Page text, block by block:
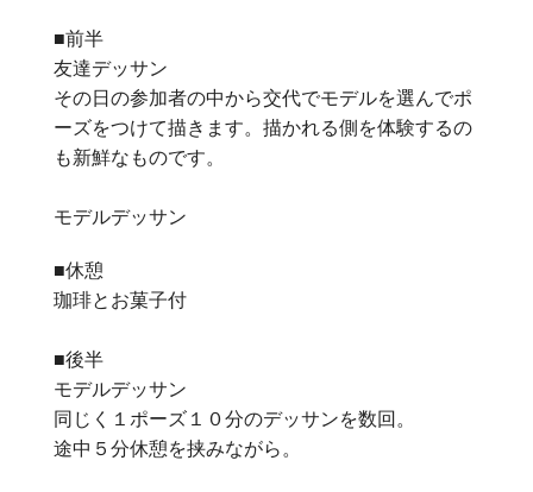
■前半
友達デッサン
その日の参加者の中から交代でモデルを選んでポ
ーズをつけて描きます。描かれる側を体験するの
も新鮮なものです。
モデルデッサン
■休憩
珈琲とお菓子付
■後半
モデルデッサン
同じく１ポーズ１０分のデッサンを数回。
途中５分休憩を挟みながら。